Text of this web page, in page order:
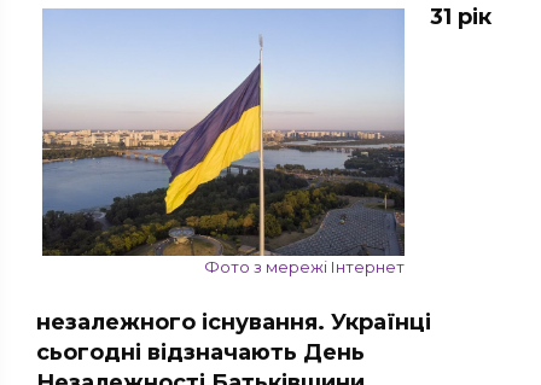
Фото з мережі Інтернет
31 рік
незалежного існування. Українці
сьогодні відзначають День